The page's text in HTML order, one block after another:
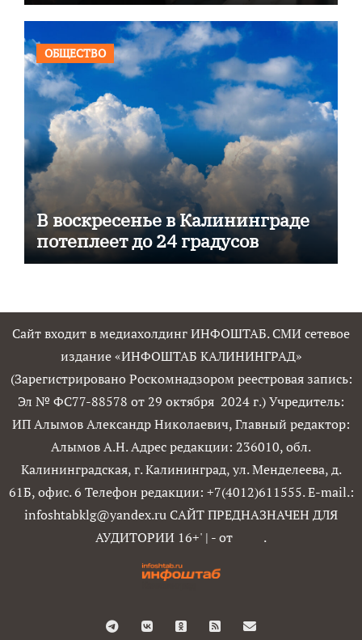
ОБЩЕСТВО
В воскресенье в Калининграде
потеплеет до 24 градусов
Сайт входит в медиахолдинг ИНФОШТАБ. СМИ сетевое
издание «ИНФОШТАБ КАЛИНИНГРАД»
(Зарегистрировано Роскомнадзором реестровая запись:
Эл № ФС77-88578 от 29 октября 2024 г.) Учредитель:
ИП Алымов Александр Николаевич, Главный редактор:
Алымов А.Н. Адрес редакции: 236010, обл.
Калининградская, г. Калининград, ул. Менделеева, д.
61Б, офис. 6 Телефон редакции: +7(4012)611555. E-mail.:
infoshtabklg@yandex.ru САЙТ ПРЕДНАЗНАЧЕН ДЛЯ
АУДИТОРИИ 16+' | - от .